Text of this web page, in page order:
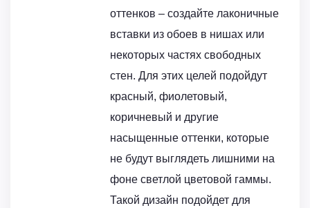
оттенков – создайте лаконичные
вставки из обоев в нишах или
некоторых частях свободных
стен. Для этих целей подойдут
красный, фиолетовый,
коричневый и другие
насыщенные оттенки, которые
не будут выглядеть лишними на
фоне светлой цветовой гаммы.
Такой дизайн подойдет для